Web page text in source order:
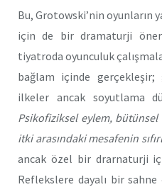
Bu, Grotowski’nin oyunların
için de bir dramaturji
tiyatroda oyunculuk
bağlam içinde
ilkeler ancak soyutlama
Psikofiziksel eylem,
itki arasındaki mesafenin
ancak özel bir drarnaturji
Reflekslere dayalı bir